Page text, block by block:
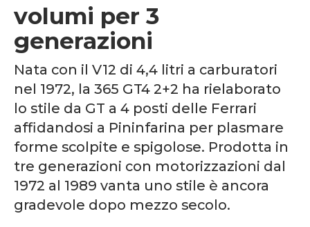
volumi per 3
generazioni
Nata con il V12 di 4,4 litri a carburatori
nel 1972, la 365 GT4 2+2 ha rielaborato
lo stile da GT a 4 posti delle Ferrari
affidandosi a Pininfarina per plasmare
forme scolpite e spigolose. Prodotta in
tre generazioni con motorizzazioni dal
1972 al 1989 vanta uno stile è ancora
gradevole dopo mezzo secolo.